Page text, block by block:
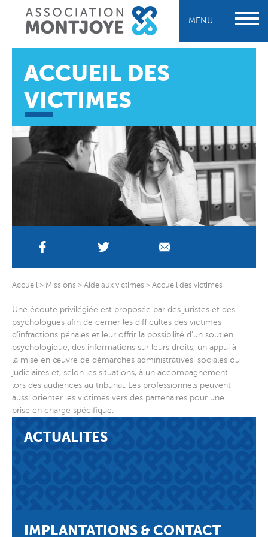
MENU
ACCUEIL DES
VICTIMES
Accueil > Missions > Aide aux victimes > Accueil des victimes
Une écoute privilégiée est proposée par des juristes et des
psychologues afin de cerner les difficultés des victimes
d’infractions pénales et leur offrir la possibilité d’un soutien
psychologique, des informations sur leurs droits, un appui à
la mise en œuvre de démarches administratives, sociales ou
judiciaires et, selon les situations, à un accompagnement
lors des audiences au tribunal. Les professionnels peuvent
aussi orienter les victimes vers des partenaires pour une
prise en charge spécifique.
ACTUALITES
IMPLANTATIONS & CONTACT